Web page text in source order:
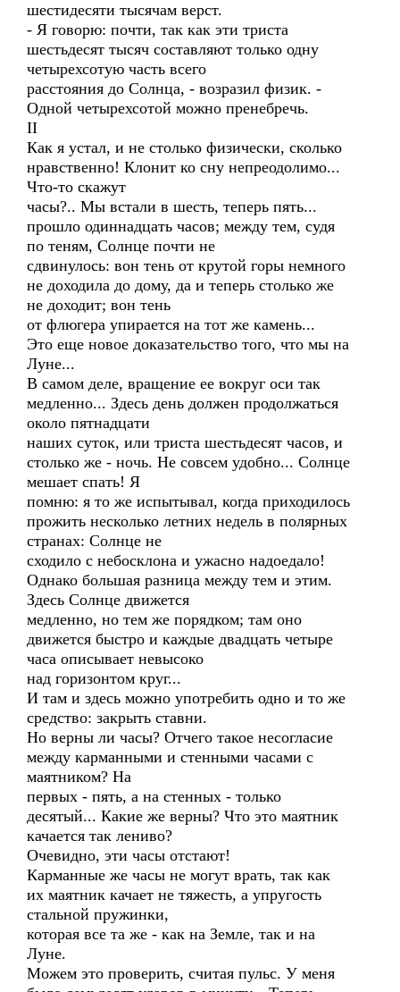
шестидесяти тысячам верст.
- Я говорю: почти, так как эти триста
шестьдесят тысяч составляют только одну
четырехсотую часть всего
расстояния до Солнца, - возразил физик. -
Одной четырехсотой можно пренебречь.
II
Как я устал, и не столько физически, сколько
нравственно! Клонит ко сну непреодолимо...
Что-то скажут
часы?.. Мы встали в шесть, теперь пять...
прошло одиннадцать часов; между тем, судя
по теням, Солнце почти не
сдвинулось: вон тень от крутой горы немного
не доходила до дому, да и теперь столько же
не доходит; вон тень
от флюгера упирается на тот же камень...
Это еще новое доказательство того, что мы на
Луне...
В самом деле, вращение ее вокруг оси так
медленно... Здесь день должен продолжаться
около пятнадцати
наших суток, или триста шестьдесят часов, и
столько же - ночь. Не совсем удобно... Солнце
мешает спать! Я
помню: я то же испытывал, когда приходилось
прожить несколько летних недель в полярных
странах: Солнце не
сходило с небосклона и ужасно надоедало!
Однако большая разница между тем и этим.
Здесь Солнце движется
медленно, но тем же порядком; там оно
движется быстро и каждые двадцать четыре
часа описывает невысоко
над горизонтом круг...
И там и здесь можно употребить одно и то же
средство: закрыть ставни.
Но верны ли часы? Отчего такое несогласие
между карманными и стенными часами с
маятником? На
первых - пять, а на стенных - только
десятый... Какие же верны? Что это маятник
качается так лениво?
Очевидно, эти часы отстают!
Карманные же часы не могут врать, так как
их маятник качает не тяжесть, а упругость
стальной пружинки,
которая все та же - как на Земле, так и на
Луне.
Можем это проверить, считая пульс. У меня